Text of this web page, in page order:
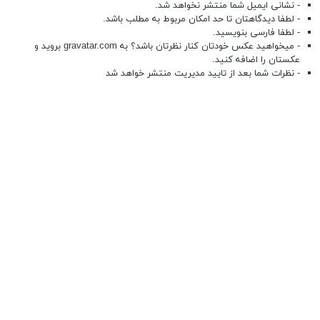
- نشانی ایمیل شما منتشر نخواهد شد.
- لطفا دیدگاهتان تا حد امکان مربوط به مطلب باشد.
- لطفا فارسی بنویسید.
- میخواهید عکس خودتان کنار نظرتان باشد؟ به gravatar.com بروید و
عکستان را اضافه کنید.
- نظرات شما بعد از تایید مدیریت منتشر خواهد شد